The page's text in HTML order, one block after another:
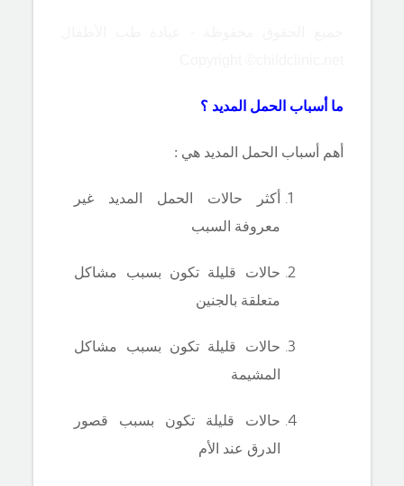
ما أسباب الحمل المديد ؟
أهم أسباب الحمل المديد هي :
أكثر حالات الحمل المديد غير
معروفة السبب
حالات قليلة تكون بسبب مشاكل
متعلقة بالجنين
حالات قليلة تكون بسبب مشاكل
المشيمة
حالات قليلة تكون بسبب قصور
الدرق عند الأم